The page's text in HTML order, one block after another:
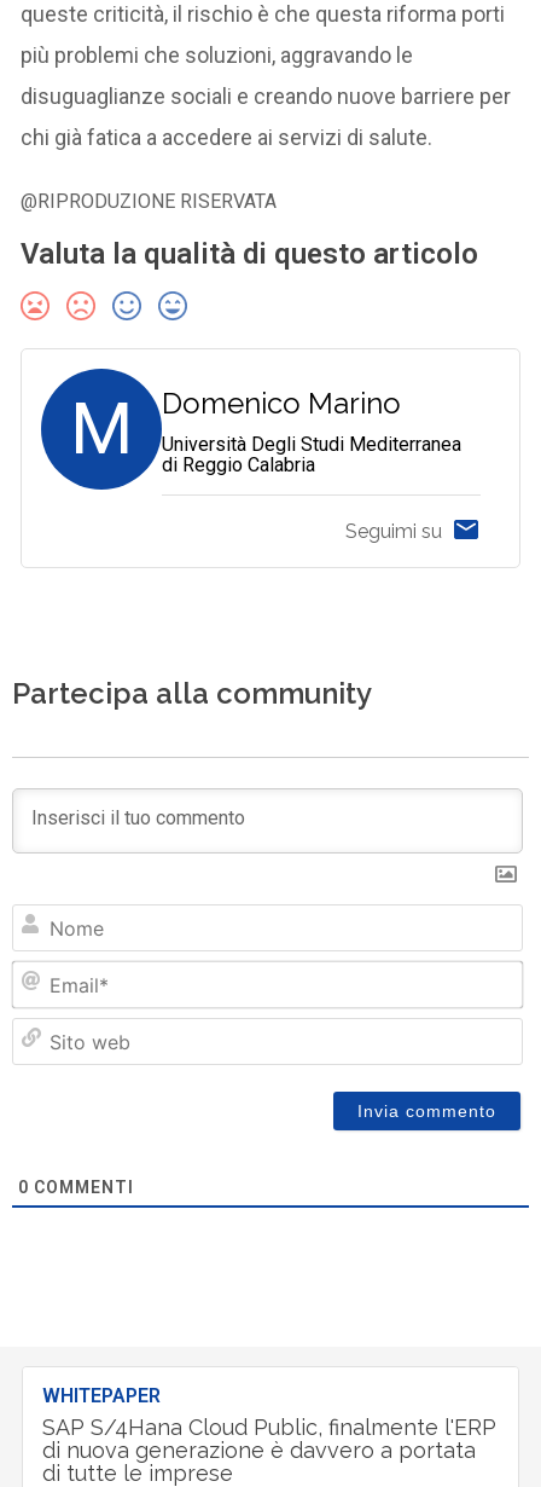
queste criticità, il rischio è che questa riforma porti
più problemi che soluzioni, aggravando le
disuguaglianze sociali e creando nuove barriere per
chi già fatica a accedere ai servizi di salute.
@RIPRODUZIONE RISERVATA
Valuta la qualità di questo articolo
M Domenico Marino
Università Degli Studi Mediterranea
di Reggio Calabria
Seguimi su
Partecipa alla community
0 COMMENTI
WHITEPAPER
SAP S/4Hana Cloud Public, finalmente l'ERP
di nuova generazione è davvero a portata
di tutte le imprese